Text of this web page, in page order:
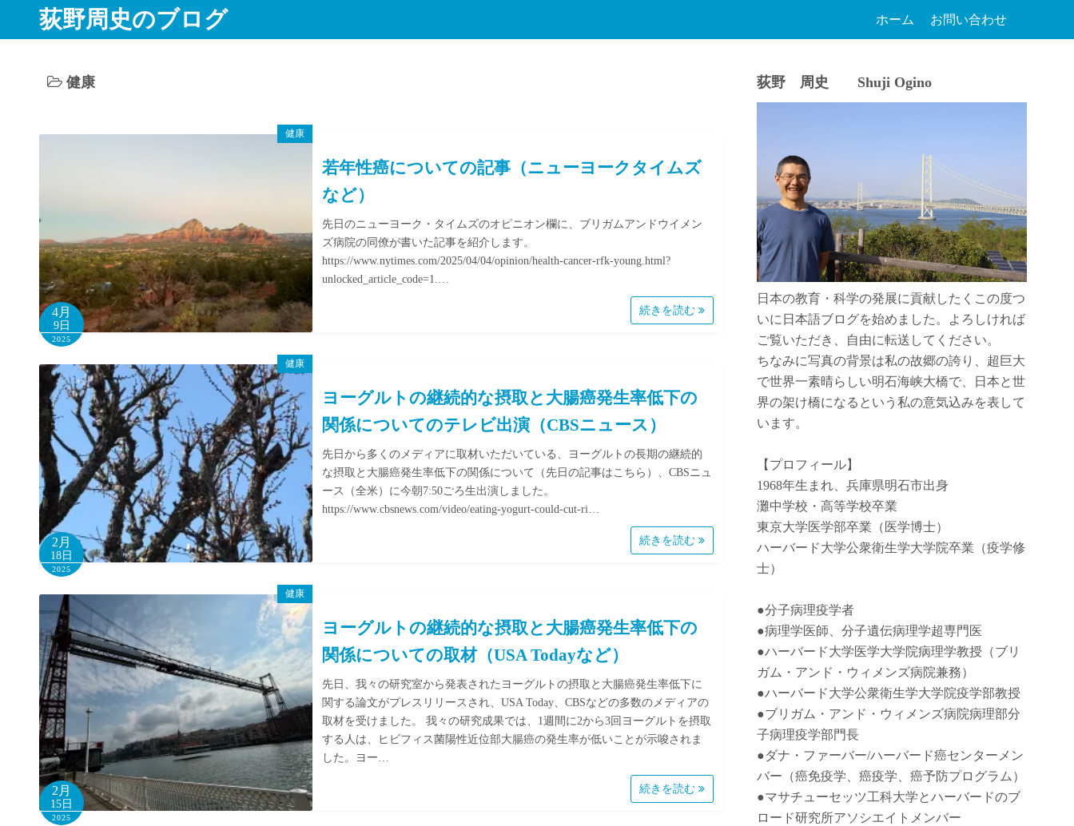
荻野周史のブログ ホーム お問い合わせ
健康
健康
4月
9日
2025
若年性癌についての記事（ニューヨークタイムズ
など）
先日のニューヨーク・タイムズのオピニオン欄に、ブリガムアンドウイメン
ズ病院の同僚が書いた記事を紹介します。
https://www.nytimes.com/2025/04/04/opinion/health-cancer-rfk-young.html?
unlocked_article_code=1.…
続きを読む
健康
2月
18日
2025
ヨーグルトの継続的な摂取と大腸癌発生率低下の
関係についてのテレビ出演（CBSニュース）
先日から多くのメディアに取材いただいている、ヨーグルトの長期の継続的
な摂取と大腸癌発生率低下の関係について（先日の記事はこちら）、CBSニュ
ース（全米）に今朝7:50ごろ生出演しました。
https://www.cbsnews.com/video/eating-yogurt-could-cut-ri…
続きを読む
健康
2月
15日
2025
ヨーグルトの継続的な摂取と大腸癌発生率低下の
関係についての取材（USA Todayなど）
先日、我々の研究室から発表されたヨーグルトの摂取と大腸癌発生率低下に
関する論文がプレスリリースされ、USA Today、CBSなどの多数のメディアの
取材を受けました。 我々の研究成果では、1週間に2から3回ヨーグルトを摂取
する人は、ヒビフィス菌陽性近位部大腸癌の発生率が低いことが示唆されま
した。ヨー…
続きを読む
荻野 周史 Shuji Ogino
日本の教育・科学の発展に貢献したくこの度つ
いに日本語ブログを始めました。よろしければ
ご覧いただき、自由に転送してください。
ちなみに写真の背景は私の故郷の誇り、超巨大
で世界一素晴らしい明石海峡大橋で、日本と世
界の架け橋になるという私の意気込みを表して
います。
【プロフィール】
1968年生まれ、兵庫県明石市出身
灘中学校・高等学校卒業
東京大学医学部卒業（医学博士）
ハーバード大学公衆衛生学大学院卒業（疫学修
士）
●分子病理疫学者
●病理学医師、分子遺伝病理学超専門医
●ハーバード大学医学大学院病理学教授（ブリ
ガム・アンド・ウィメンズ病院兼務）
●ハーバード大学公衆衛生学大学院疫学部教授
●ブリガム・アンド・ウィメンズ病院病理部分
子病理疫学部門長
●ダナ・ファーバー/ハーバード癌センターメン
バー（癌免疫学、 癌疫学、癌予防プログラム）
●マサチューセッツ工科大学とハーバードのブ
ロード研究所アソシエイトメンバー